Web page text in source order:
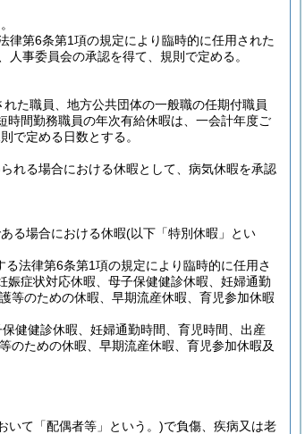
律第6条第1項の規定により臨時的に任用された
人事委員会の承認を得て、規則で定める。
た職員、地方公共団体の一般職の任期付職員
間勤務職員の年次有給休暇は、一会計年度ご
で定める日数とする。
れる場合における休暇として、病気休暇を承認
る場合における休暇(以下「特別休暇」とい
法律第6条第1項の規定により臨時的に任用さ
症状対応休暇、母子保健健診休暇、妊婦通勤
等のための休暇、早期流産休暇、育児参加休暇
健健診休暇、妊婦通勤時間、育児時間、出産
のための休暇、早期流産休暇、育児参加休暇及
いて「配偶者等」という。)で負傷、疾病又は老